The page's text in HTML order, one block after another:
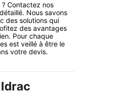
Contactez nos
Nous savons
des solutions qui
des avantages
Pour chaque
est veillé à être le
votre devis.